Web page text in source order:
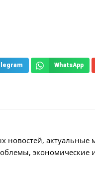
WhatsApp
новостей, актуальные
экономические